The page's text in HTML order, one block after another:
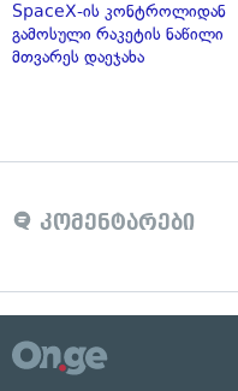
SpaceX-ის კონტროლიდან
გამოსული რაკეტის ნაწილი
მთვარეს დაეჯახა
კომენტარები